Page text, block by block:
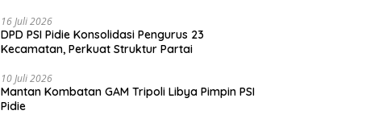
16 Juli 2026
DPD PSI Pidie Konsolidasi Pengurus 23
Kecamatan, Perkuat Struktur Partai
10 Juli 2026
Mantan Kombatan GAM Tripoli Libya Pimpin PSI
Pidie